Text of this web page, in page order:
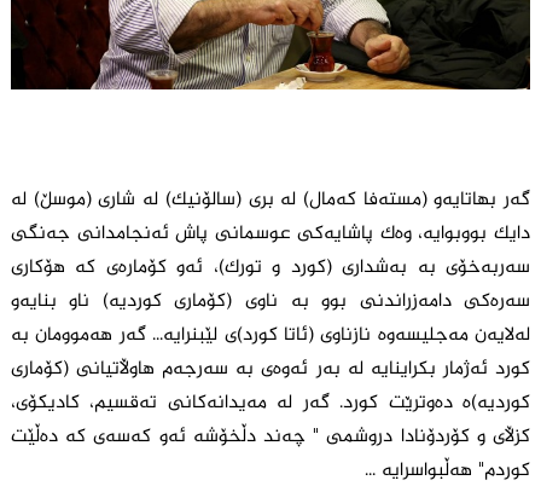
گەر بهاتایەو (مستەفا کەمال) لە بری (سالۆنیک) لە شاری (موسڵ) لە
دایک بووبوایە، وەک پاشایەکی عوسمانی پاش ئەنجامدانی جەنگی
سەربەخۆی بە بەشداری (کورد و تورک)، ئەو کۆمارەی کە هۆکاری
سەرەکی دامەزراندنی بوو بە ناوی (کۆماری کوردیە) ناو بنایەو
لەلایەن مەجلیسەوە نازناوی (ئاتا کورد)ی لێبنرایە... گەر هەموومان بە
کورد ئەژمار بکراینایە لە بەر ئەوەی بە سەرجەم هاوڵاتیانی (کۆماری
کوردیە)ە دەوترێت کورد. گەر لە مەیدانەکانی تەقسیم، کادیکۆی،
کزڵای و کۆردۆنادا دروشمی " چەند دڵخۆشە ئەو کەسەی کە دەڵێت
کوردم" هەڵبواسرایە ...